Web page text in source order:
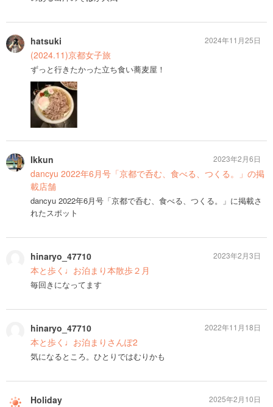
hatsuki
(2024.11)京都女子旅
ずっと行きたかった立ち食い蕎麦屋！
2024年11月25日
Ikkun
dancyu 2022年6月号「京都で呑む、食べる、つくる。」の掲
載店舗
dancyu 2022年6月号「京都で呑む、食べる、つくる。」に掲載さ
れたスポット
2023年2月6日
hinaryo_47710
本と歩く♩お泊まり本散歩２月
毎回きになってます
2023年2月3日
hinaryo_47710
本と歩く♩お泊まりさんぽ2
気になるところ。ひとりではむりかも
2022年11月18日
Holiday 2025年2月10日